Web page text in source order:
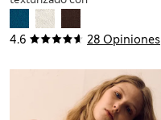
4.6 28 Opiniones
muesca en U